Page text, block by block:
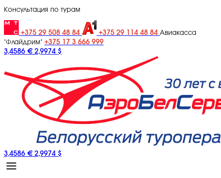
Консультация по турам
+375 29 508 48 84 +375 29 114 48 84 Авиакасса
"Флайдрим" +375 17 3 666 999
3,4586 € 2,9974 $
3,4586 € 2,9974 $